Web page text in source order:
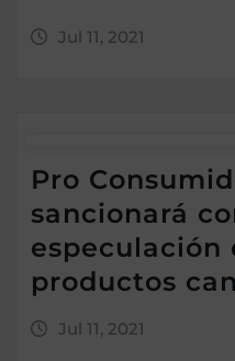
Jul 11, 2021
Pro
sancionará
especulación
productos
Jul 11, 2021